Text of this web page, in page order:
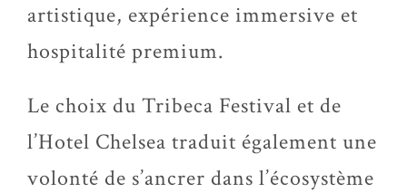
artistique, expérience immersive et
hospitalité premium.
Le choix du Tribeca Festival et de
l’Hotel Chelsea traduit également une
volonté de s’ancrer dans l’écosystème